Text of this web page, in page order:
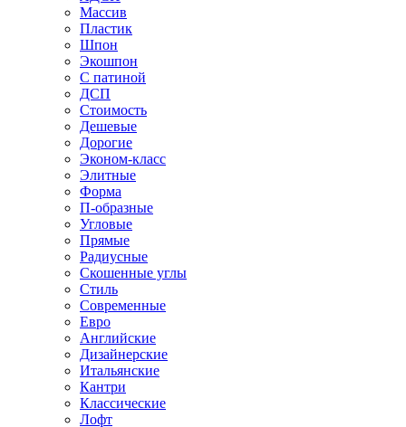
Массив
Пластик
Шпон
Экошпон
С патиной
ДСП
Стоимость
Дешевые
Дорогие
Эконом-класс
Элитные
Форма
П-образные
Угловые
Прямые
Радиусные
Скошенные углы
Стиль
Современные
Евро
Английские
Дизайнерские
Итальянские
Кантри
Классические
Лофт